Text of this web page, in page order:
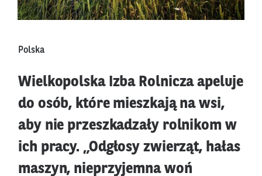
Polska
Wielkopolska Izba Rolnicza apeluje
do osób, które mieszkają na wsi,
aby nie przeszkadzały rolnikom w
ich pracy. „Odgłosy zwierząt, hałas
maszyn, nieprzyjemna woń